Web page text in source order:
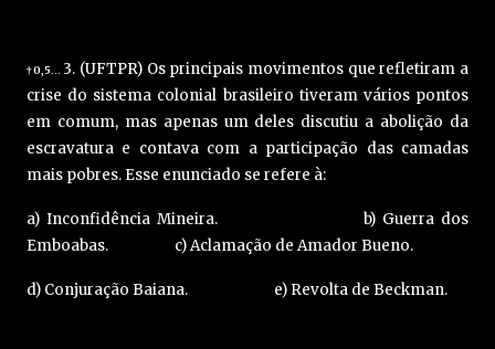
†0,5… 3. (UFTPR) Os principais movimentos que refletiram a
crise do sistema colonial brasileiro tiveram vários pontos
em comum, mas apenas um deles discutiu a abolição da
escravatura e contava com a participação das camadas
mais pobres. Esse enunciado se refere à:
a) Inconfidência Mineira. b) Guerra dos
Emboabas. c) Aclamação de Amador Bueno.
d) Conjuração Baiana. e) Revolta de Beckman.